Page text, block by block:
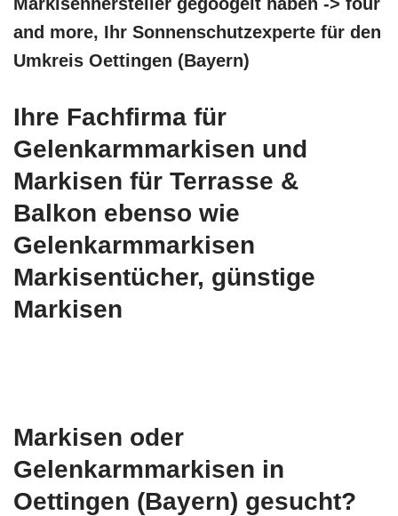
and more, Ihr Sonnenschutzexperte für den
Umkreis Oettingen (Bayern)
Ihre Fachfirma für
Gelenkarmmarkisen und
Markisen für Terrasse &
Balkon ebenso wie
Gelenkarmmarkisen
Markisentücher, günstige
Markisen
Markisen oder
Gelenkarmmarkisen in
Oettingen (Bayern) gesucht?